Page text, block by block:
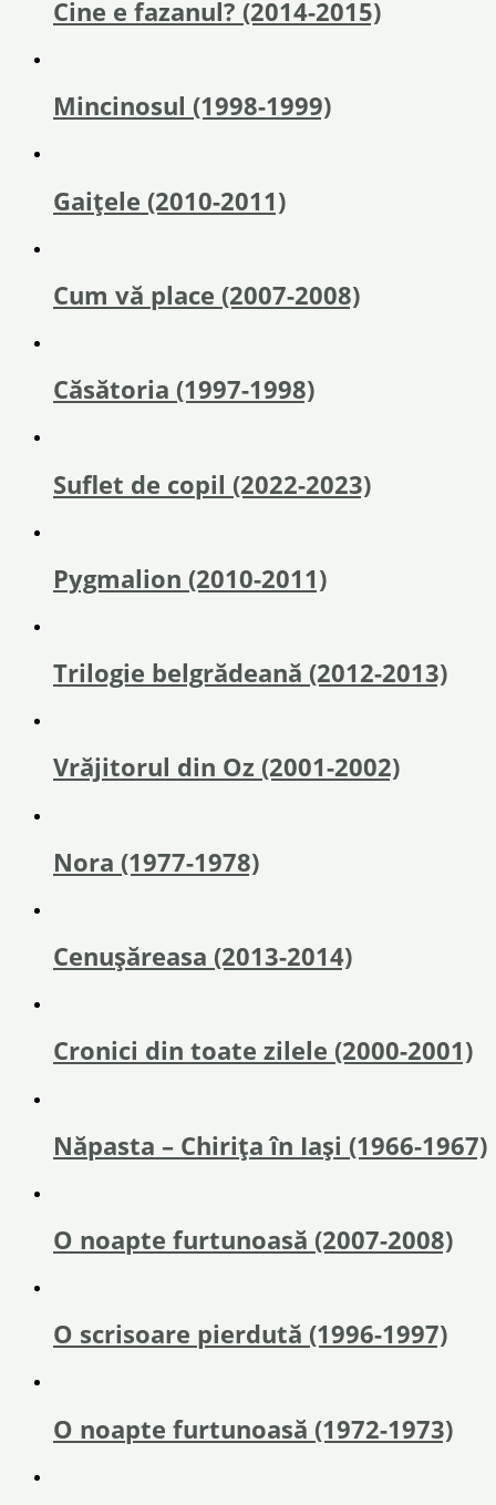
Cine e fazanul? (2014-2015)
Mincinosul (1998-1999)
Gaițele (2010-2011)
Cum vă place (2007-2008)
Căsătoria (1997-1998)
Suflet de copil (2022-2023)
Pygmalion (2010-2011)
Trilogie belgrădeană (2012-2013)
Vrăjitorul din Oz (2001-2002)
Nora (1977-1978)
Cenușăreasa (2013-2014)
Cronici din toate zilele (2000-2001)
Năpasta – Chirița în Iași (1966-1967)
O noapte furtunoasă (2007-2008)
O scrisoare pierdută (1996-1997)
O noapte furtunoasă (1972-1973)